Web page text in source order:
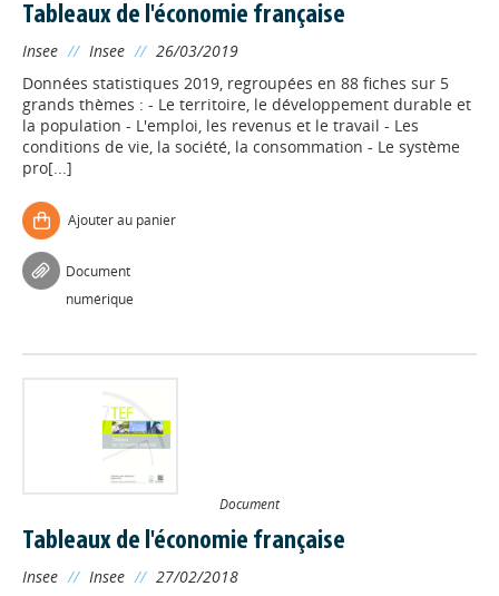
Tableaux de l'économie française
Insee // Insee // 26/03/2019
Données statistiques 2019, regroupées en 88 fiches sur 5
grands thèmes : - Le territoire, le développement durable et
la population - L'emploi, les revenus et le travail - Les
conditions de vie, la société, la consommation - Le système
pro[...]
Ajouter au panier
Document
numérique
Document
Tableaux de l'économie française
Insee // Insee // 27/02/2018